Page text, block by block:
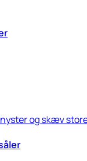
og skæv